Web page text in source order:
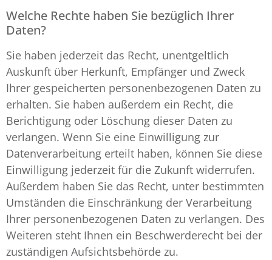
Welche Rechte haben Sie bezüglich Ihrer
Daten?
Sie haben jederzeit das Recht, unentgeltlich
Auskunft über Herkunft, Empfänger und Zweck
Ihrer gespeicherten personenbezogenen Daten zu
erhalten. Sie haben außerdem ein Recht, die
Berichtigung oder Löschung dieser Daten zu
verlangen. Wenn Sie eine Einwilligung zur
Datenverarbeitung erteilt haben, können Sie diese
Einwilligung jederzeit für die Zukunft widerrufen.
Außerdem haben Sie das Recht, unter bestimmten
Umständen die Einschränkung der Verarbeitung
Ihrer personenbezogenen Daten zu verlangen. Des
Weiteren steht Ihnen ein Beschwerderecht bei der
zuständigen Aufsichtsbehörde zu.